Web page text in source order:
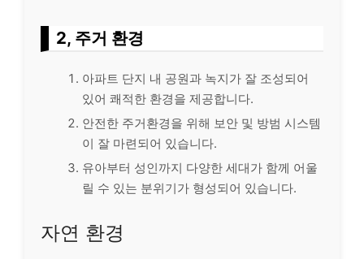
2, 주거 환경
아파트 단지 내 공원과 녹지가 잘 조성되어
있어 쾌적한 환경을 제공합니다.
안전한 주거환경을 위해 보안 및 방범 시스템
이 잘 마련되어 있습니다.
유아부터 성인까지 다양한 세대가 함께 어울
릴 수 있는 분위기가 형성되어 있습니다.
자연 환경